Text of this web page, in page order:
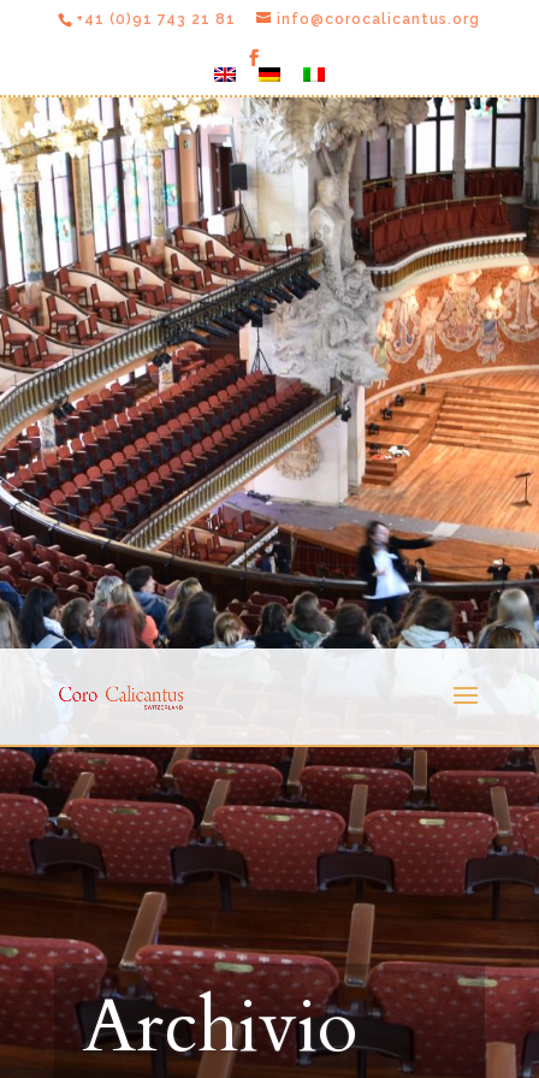
+41 (0)91 743 21 81 info@corocalicantus.org
Archivio